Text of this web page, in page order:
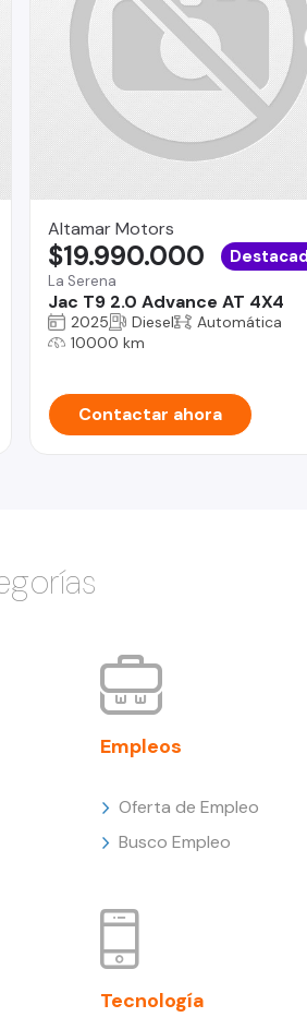
Altamar Motors
La Serena
Jac T9 2.0 Advance AT 4X4
$19.990.000
2025 Diesel
Automática
10000 km
Contactar ahora
Empleos
Oferta de Empleo
Busco Empleo
Tecnología